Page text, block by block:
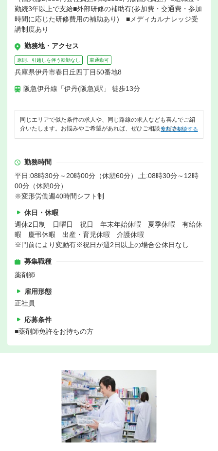
勤続3年以上で支給■外部研修の補助有(参加費・交通費・参加
時間に応じた研修費用の補助あり) ■メディカルナレッジ受
講制度あり
勤務地・アクセス
原則、引越しを伴う転勤なし 車通勤可
兵庫県伊丹市春日丘四丁目50番地8
阪急伊丹線「伊丹(阪急)駅」 徒歩13分
同じエリアで似た条件の求人や、同じ路線の求人なども喜んでご紹
介いたします。お悩みやご希望があれば、ぜひご相談ください。
無料で相談する
勤務時間
平日:08時30分～20時00分（休憩60分）,土:08時30分～12時
00分（休憩0分）
※変形労働週40時間シフト制
休日・休暇
週休2日制 日曜日 祝日 年末年始休暇 夏季休暇 有給休
暇 慶弔休暇 出産・育児休暇 介護休暇
※門前により変動有※祝日が週2日以上の場合公休日なし
募集職種
薬剤師
雇用形態
正社員
応募条件
■薬剤師免許をお持ちの方